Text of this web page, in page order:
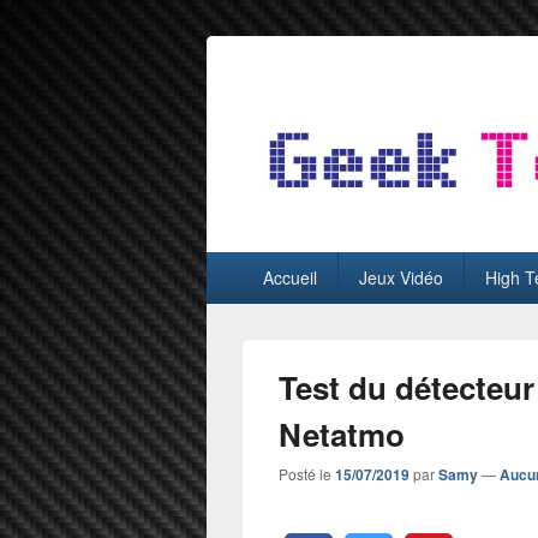
GeekTest
principalAccueil Jeux Vidéo High
Test du
Netatmo
Posté le 15/07/2019parSamy—